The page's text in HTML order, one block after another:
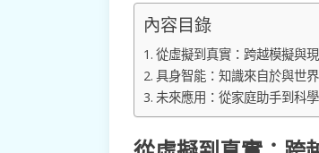
內容目錄
從虛擬到真實：跨越模擬與
具身智能：知識來自於與世
未來應用：從家庭助手到科